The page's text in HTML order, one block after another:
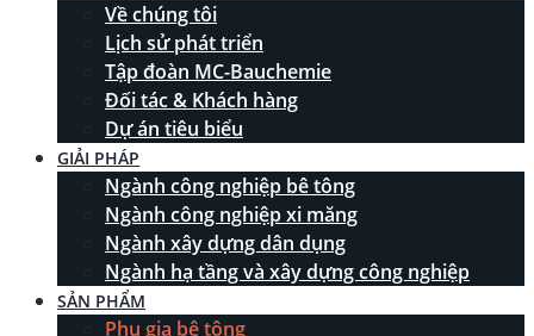
Về chúng tôi
Lịch sử phát triển
Tập đoàn MC-Bauchemie
Đối tác & Khách hàng
Dự án tiêu biểu
GIẢI PHÁP
Ngành công nghiệp bê tông
Ngành công nghiệp xi măng
Ngành xây dựng dân dụng
Ngành hạ tầng và xây dựng công nghiệp
SẢN PHẨM
Phụ gia bê tông